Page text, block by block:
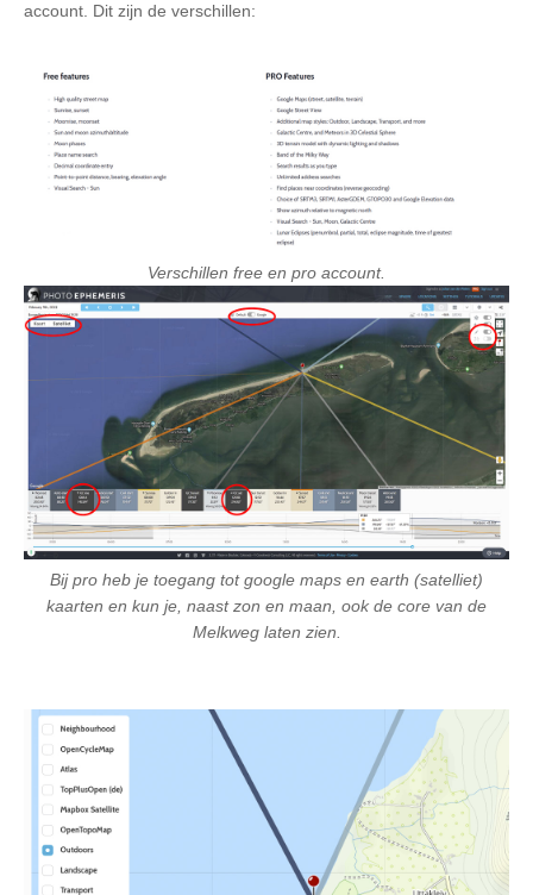
account. Dit zijn de verschillen:
Verschillen free en pro account.
Bij pro heb je toegang tot google maps en earth (satelliet)
kaarten en kun je, naast zon en maan, ook de core van de
Melkweg laten zien.